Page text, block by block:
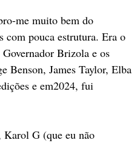
me muito bem do
com pouca estrutura. Era o
Brizola e os
Benson, James Taylor, Elba
e em2024, fui
Karol G (que eu não